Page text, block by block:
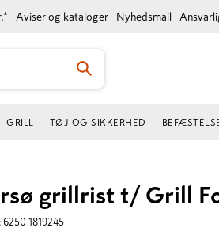
Aviser og kataloger Nyhedsmail
GRILL TØJ OG SIKKERHED
grillrist t/ Grill
6250 1819245